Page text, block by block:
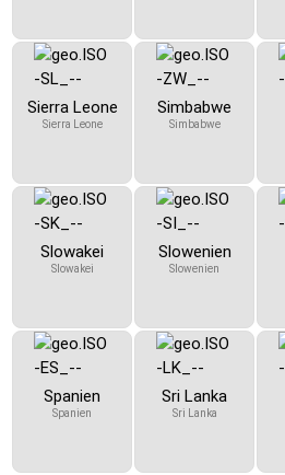
Sierra Leone
Sierra Leone
Simbabwe
Simbabwe
Slowakei
Slowakei
Slowenien
Slowenien
Spanien
Spanien
Sri Lanka
Sri Lanka